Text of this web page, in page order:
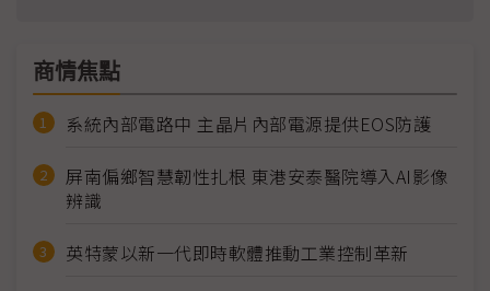
商情焦點
系統內部電路中 主晶片內部電源提供EOS防護
屏南偏鄉智慧韌性扎根 東港安泰醫院導入AI影像
辨識
英特蒙以新一代即時軟體推動工業控制革新